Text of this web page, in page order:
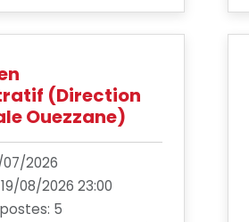
(Direction
Ouezzane)
07/2026
08/2026 23:00
5